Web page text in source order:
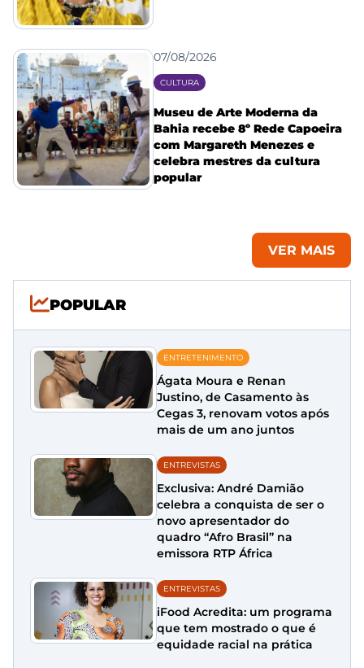
07/08/2026
CULTURA
Museu de Arte Moderna da
Bahia recebe 8º Rede Capoeira
com Margareth Menezes e
celebra mestres da cultura
popular
VER MAIS
POPULAR
ENTRETENIMENTO
Ágata Moura e Renan
Justino, de Casamento às
Cegas 3, renovam votos após
mais de um ano juntos
ENTREVISTAS
Exclusiva: André Damião
celebra a conquista de ser o
novo apresentador do
quadro “Afro Brasil” na
emissora RTP África
ENTREVISTAS
iFood Acredita: um programa
que tem mostrado o que é
equidade racial na prática